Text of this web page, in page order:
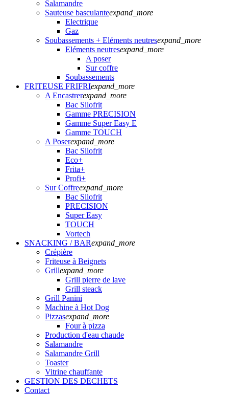
Salamandre
Sauteuse basculanteexpand_more
Electrique
Gaz
Soubassements + Eléments neutresexpand_more
Eléments neutresexpand_more
A poser
Sur coffre
Soubassements
FRITEUSE FRIFRIexpand_more
A Encastrerexpand_more
Bac Silofrit
Gamme PRECISION
Gamme Super Easy E
Gamme TOUCH
A Poserexpand_more
Bac Silofrit
Eco+
Frita+
Profi+
Sur Coffreexpand_more
Bac Silofrit
PRECISION
Super Easy
TOUCH
Vortech
SNACKING / BARexpand_more
Crépière
Friteuse à Beignets
Grillexpand_more
Grill pierre de lave
Grill steack
Grill Panini
Machine à Hot Dog
Pizzasexpand_more
Four à pizza
Production d'eau chaude
Salamandre
Salamandre Grill
Toaster
Vitrine chauffante
GESTION DES DECHETS
Contact